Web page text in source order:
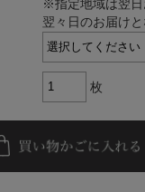
※指定地域は翌日
翌々日のお届けと
枚